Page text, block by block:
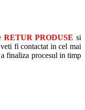
RETUR PRODUSE si
fi contactat in cel mai
finaliza procesul in timp